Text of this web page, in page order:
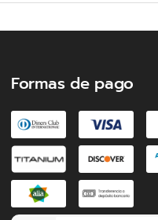
La Base Pure
combinar
Formas de pago